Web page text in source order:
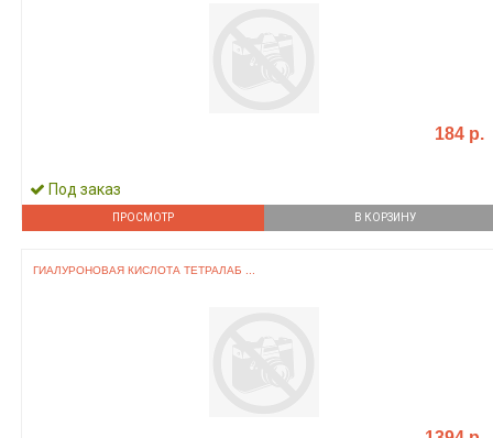
184 р.
Под заказ
ПРОСМОТР В КОРЗИНУ
ГИАЛУРОНОВАЯ КИСЛОТА ТЕТРАЛАБ ...